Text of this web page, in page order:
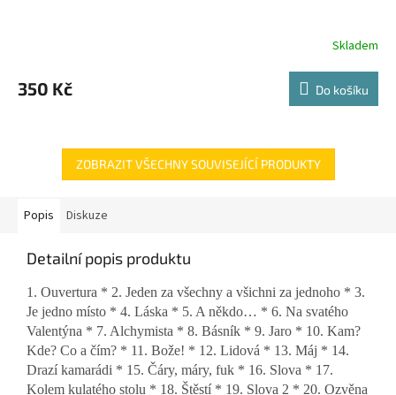
Skladem
350 Kč Do košíku
ZOBRAZIT VŠECHNY SOUVISEJÍCÍ PRODUKTY
Popis Diskuze
Detailní popis produktu
1. Ouvertura * 2. Jeden za všechny a všichni za jednoho * 3.
Je jedno místo * 4. Láska * 5. A někdo… * 6. Na svatého
Valentýna * 7. Alchymista * 8. Básník * 9. Jaro * 10. Kam?
Kde? Co a čím? * 11. Bože! * 12. Lidová * 13. Máj * 14.
Drazí kamarádi * 15. Čáry, máry, fuk * 16. Slova * 17.
Kolem kulatého stolu * 18. Štěstí * 19. Slova 2 * 20. Ozvěna